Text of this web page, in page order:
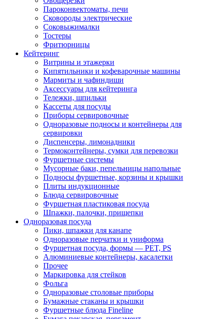
Пароконвектоматы, печи
Сковороды электрические
Соковыжималки
Тостеры
Фритюрницы
Кейтеринг
Витрины и этажерки
Кипятильники и кофеварочные машины
Мармиты и чафиндиши
Аксессуары для кейтеринга
Тележки, шпильки
Кассеты для посуды
Приборы сервировочные
Одноразовые подносы и контейнеры для
сервировки
Диспенсеры, лимонадники
Термоконтейнеры, сумки для перевозки
Фуршетные системы
Мусорные баки, пепельницы напольные
Подносы фуршетные, корзины и крышки
Плиты индукционные
Блюда сервировочные
Фуршетная пластиковая посуда
Шпажки, палочки, прищепки
Одноразовая посуда
Пики, шпажки для канапе
Одноразовые перчатки и униформа
Фуршетная посуда, формы — PET, PS
Алюминиевые контейнеры, касалетки
Прочее
Маркировка для стейков
Фольга
Одноразовые столовые приборы
Бумажные стаканы и крышки
Фуршетные блюда Fineline